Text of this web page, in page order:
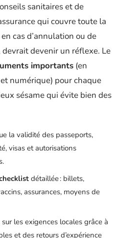
sanitaires et de
qui couvre toute la
cas d’annulation ou de
devenir un réflexe. Le
importants (en
numérique) pour chaque
sésame qui évite bien des
la validité des passeports,
visas et autorisations
détaillée : billets,
assurances, moyens de
les exigences locales grâce à
et des retours d’expérience